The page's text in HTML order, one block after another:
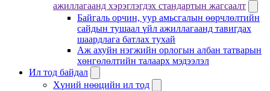
ажиллагаанд хэрэглэгдэх стандартын жагсаалт
Байгаль орчин, уур амьсгалын өөрчлөлтийн
сайдын тушаал үйл ажиллагаанд тавигдах
шаардлага батлах тухай
Аж ахуйн нэгжийн орлогын албан татварын
хөнгөлөлтийн талаарх мэдээлэл
Ил тод байдал
Хүний нөөцийн ил тод